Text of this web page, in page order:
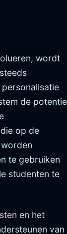
wordt
de potentie
op de
te gebruiken
studenten te
en het
van